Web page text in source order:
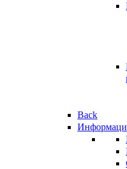
Back